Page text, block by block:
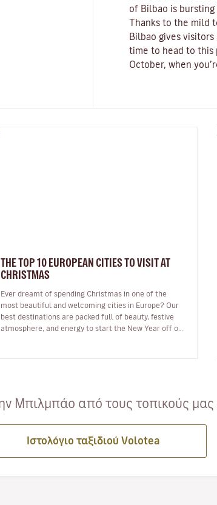
of Bilbao is bursting
Thanks to the mild
Bilbao gives
time to head to this
October, when
THE TOP 10 EUROPEAN CITIES TO VISIT AT
CHRISTMAS
Ever dreamt of spending Christmas in one of the
most beautiful and welcoming cities in Europe? Our
best destinations are packed full of beauty, festive
atmosphere, and energy to start the New Year off on
Μπιλμπάο από τους τοπικούς μας
Ιστολόγιο ταξιδιού Volotea